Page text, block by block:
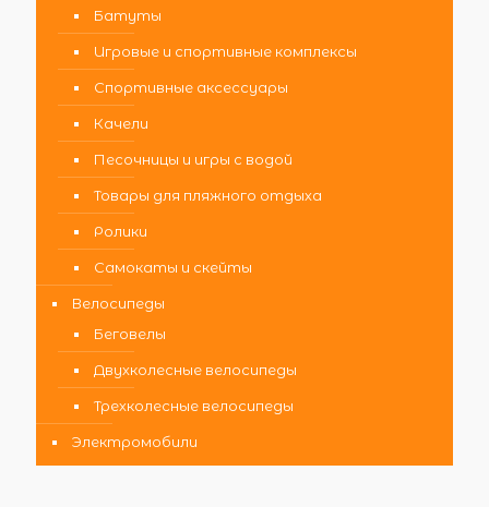
Батуты
Игровые и спортивные комплексы
Спортивные аксессуары
Качели
Песочницы и игры с водой
Товары для пляжного отдыха
Ролики
Самокаты и скейты
Велосипеды
Беговелы
Двухколесные велосипеды
Трехколесные велосипеды
Электромобили